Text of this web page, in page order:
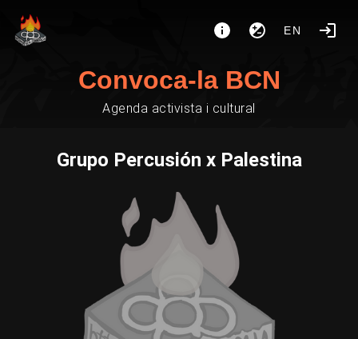
EN
Convoca-la BCN
Agenda activista i cultural
Grupo Percusión x Palestina